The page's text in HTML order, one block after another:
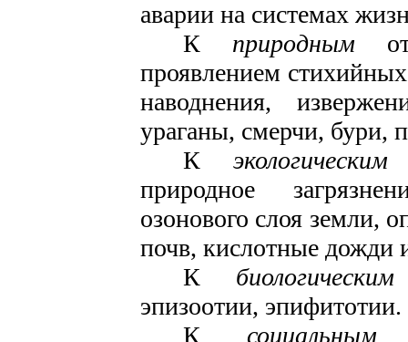
аварии на системах
К природным
проявлением
наводнения,
ураганы, смерчи, бури,
К
природное
озонового слоя зем­ли,
почв, кислотные дожди
К
эпизоотии, эпифитотии.
К